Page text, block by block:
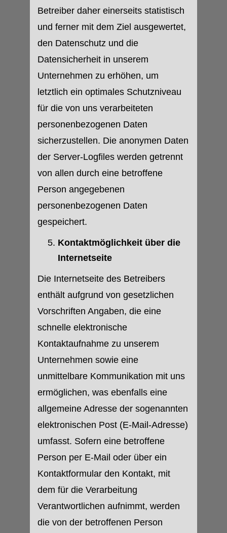
Betreiber daher einerseits statistisch
und ferner mit dem Ziel ausgewertet,
den Datenschutz und die
Datensicherheit in unserem
Unternehmen zu erhöhen, um
letztlich ein optimales Schutzniveau
für die von uns verarbeiteten
personenbezogenen Daten
sicherzustellen. Die anonymen Daten
der Server-Logfiles werden getrennt
von allen durch eine betroffene
Person angegebenen
personenbezogenen Daten
gespeichert.
Kontaktmöglichkeit über die
Internetseite
Die Internetseite des Betreibers
enthält aufgrund von gesetzlichen
Vorschriften Angaben, die eine
schnelle elektronische
Kontaktaufnahme zu unserem
Unternehmen sowie eine
unmittelbare Kommunikation mit uns
ermöglichen, was ebenfalls eine
allgemeine Adresse der sogenannten
elektronischen Post (E-Mail-Adresse)
umfasst. Sofern eine betroffene
Person per E-Mail oder über ein
Kontaktformular den Kontakt, mit
dem für die Verarbeitung
Verantwortlichen aufnimmt, werden
die von der betroffenen Person